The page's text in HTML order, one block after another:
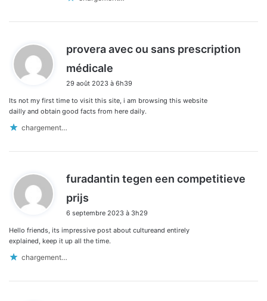
provera avec ou sans prescription
médicale
t
:
29 août 2023 à 6h39
Its not my first time to visit this site, i am browsing this website
dailly and obtain good facts from here daily.
chargement…
furadantin tegen een competitieve
prijs
t
:
6 septembre 2023 à 3h29
Hello friends, its impressive post about cultureand entirely
explained, keep it up all the time.
chargement…